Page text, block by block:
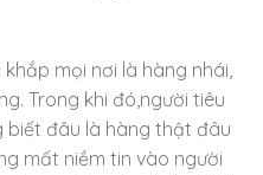
mọi nơi là hàng nhái,
Trong khi đó,người tiêu
biết đâu là hàng thật đâu
mất niềm tin vào người